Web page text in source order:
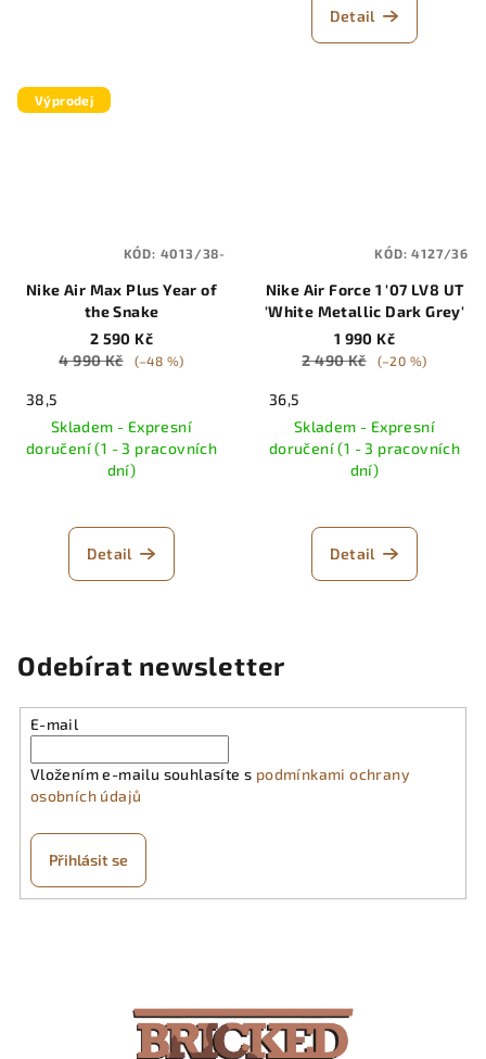
Detail
Výprodej
Nike Air Max Plus Year of
the Snake
2 590 Kč
4 990 Kč
(–48 %)
38,5
Skladem - Expresní
doručení (1 - 3 pracovních
dní)
Detail
KÓD: 4013/38-
Nike Air Force 1 '07 LV8 UT
'White Metallic Dark Grey'
1 990 Kč
2 490 Kč
(–20 %)
36,5
Skladem - Expresní
doručení (1 - 3 pracovních
dní)
Detail
KÓD:4127/36
Odebírat newsletter
E-mail
Vložením e-mailu souhlasíte s podmínkami ochrany
osobních údajů
Přihlásit se